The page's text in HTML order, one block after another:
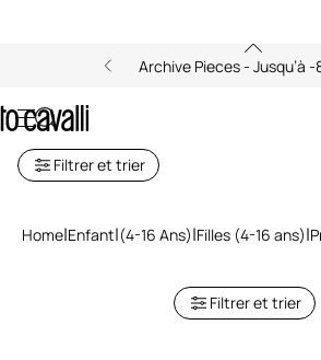
Archive Pieces - Jusqu’à -
T-shirts Fille (4-16A)
Filtrer et trier
Home Enfant (4-16 Ans) Filles (4-16 ans)
Filtrer et trier